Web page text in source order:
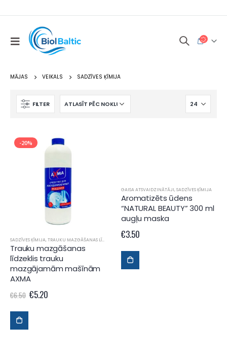
MĀJAS VEIKALS SADZĪVES ĶĪMIJA
FILTER
-20%
SADZĪVES ĶĪMIJA, TRAUKU MAZGĀŠANAS LĪDZEKĻI
Trauku mazgāšanas
līdzeklis trauku
mazgājamām mašīnām
AXMA
€6.50 €5.20
GAISA ATSVAIDZINĀTĀJI, SADZĪVES ĶĪMIJA
Aromatizēts ūdens
“NATURAL BEAUTY” 300 ml
augļu maska
€3.50